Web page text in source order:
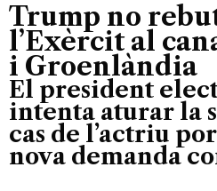
Trump no
l’Exèrcit al
i Groenlàndia
El president
intenta aturar la
cas de l’actriu
nova demanda